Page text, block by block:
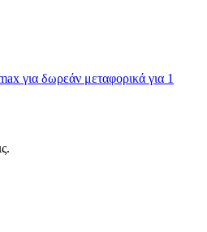
για δωρεάν μεταφορικά για 1